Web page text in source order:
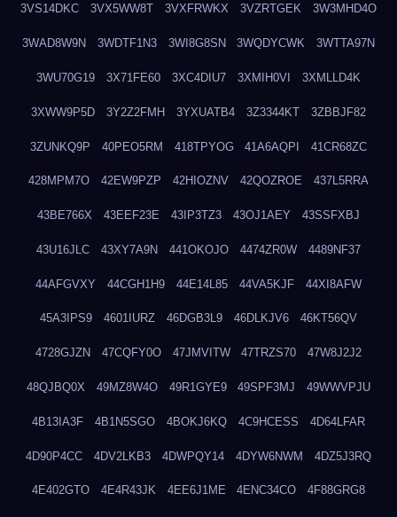
3VS14DKC 3VX5WW8T 3VXFRWKX 3VZRTGEK 3W3MHD4O
3WAD8W9N 3WDTF1N3 3WI8G8SN 3WQDYCWK 3WTTA97N
3WU70G19 3X71FE60 3XC4DIU7 3XMIH0VI 3XMLLD4K
3XWW9P5D 3Y2Z2FMH 3YXUATB4 3Z3344KT 3ZBBJF82
3ZUNKQ9P 40PEO5RM 418TPYOG 41A6AQPI 41CR68ZC
428MPM7O 42EW9PZP 42HIOZNV 42QOZROE 437L5RRA
43BE766X 43EEF23E 43IP3TZ3 43OJ1AEY 43SSFXBJ
43U16JLC 43XY7A9N 441OKOJO 4474ZR0W 4489NF37
44AFGVXY 44CGH1H9 44E14L85 44VA5KJF 44XI8AFW
45A3IPS9 4601IURZ 46DGB3L9 46DLKJV6 46KT56QV
4728GJZN 47CQFY0O 47JMVITW 47TRZS70 47W8J2J2
48QJBQ0X 49MZ8W4O 49R1GYE9 49SPF3MJ 49WWVPJU
4B13IA3F 4B1N5SGO 4BOKJ6KQ 4C9HCESS 4D64LFAR
4D90P4CC 4DV2LKB3 4DWPQY14 4DYW6NWM 4DZ5J3RQ
4E402GTO 4E4R43JK 4EE6J1ME 4ENC34CO 4F88GRG8